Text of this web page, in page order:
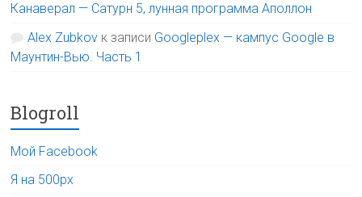
Канаверал — Сатурн 5, лунная программа Аполлон
Alex Zubkov к записи Googleplex — кампус Google в
Маунтин-Вью. Часть 1
Blogroll
Мой Facebook
Я на 500px